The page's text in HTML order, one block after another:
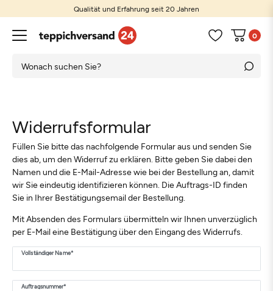
Qualität und Erfahrung seit 20 Jahren
0
Widerrufs­formular
Füllen Sie bitte das nachfolgende Formular aus und senden Sie
dies ab, um den Widerruf zu erklären. Bitte geben Sie dabei den
Namen und die E-Mail-Adresse wie bei der Bestellung an, damit
wir Sie eindeutig identifizieren können. Die Auftrags-ID finden
Sie in Ihrer Bestätigungsemail der Bestellung.
Mit Absenden des Formulars übermitteln wir Ihnen unverzüglich
per E-Mail eine Bestätigung über den Eingang des Widerrufs.
Vollständiger Name*
Auftragsnummer*
Ceres::Template.mailFormHoneypotLabel